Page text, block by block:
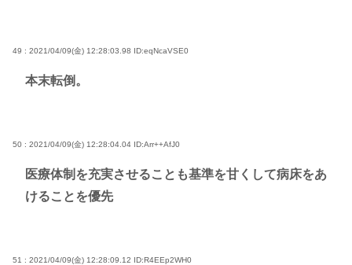
49 : 2021/04/09(金) 12:28:03.98 ID:eqNcaVSE0
本末転倒。
50 : 2021/04/09(金) 12:28:04.04 ID:Arr++AfJ0
医療体制を充実させることも基準を甘くして病床をあ
けることを優先
51 : 2021/04/09(金) 12:28:09.12 ID:R4EEp2WH0